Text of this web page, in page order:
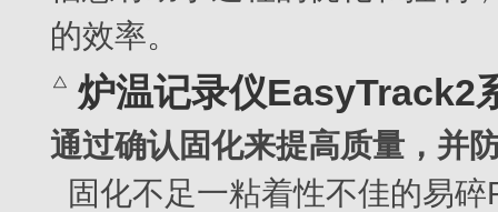
的效率。
炉温记录仪EasyTrack2
通过确认固化来提高质量，并
固化不足一粘着性不佳的易碎